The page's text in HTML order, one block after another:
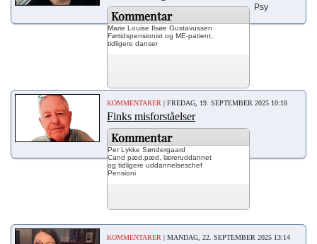
Kommentar
Marie Louise Ilsøe Gustavussen
Førtidspensionist og ME-patient,
tidligere danser
Psy
KOMMENTARER | FREDAG, 19. SEPTEMBER 2025 10:18
Finks misforståelser
Kommentar
Per Lykke Søndergaard
Cand pæd.pæd, læreruddannet
og tidligere uddannelseschef
Pensioni
KOMMENTARER | MANDAG, 22. SEPTEMBER 2025 13:14